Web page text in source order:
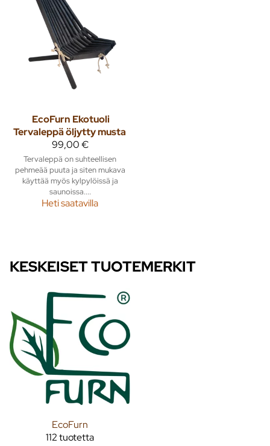
EcoFurn Ekotuoli
Tervaleppä öljytty musta
99,00 €
Tervaleppä on suhteellisen
pehmeää puuta ja siten mukava
käyttää myös kylpylöissä ja
saunoissa....
Heti saatavilla
KESKEISET TUOTEMERKIT
EcoFurn
112 tuotetta